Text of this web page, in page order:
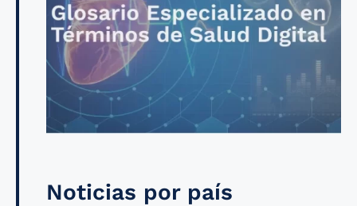
Noticias por país